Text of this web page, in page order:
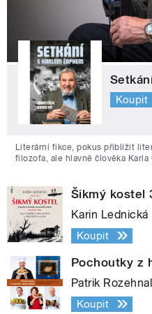
Koupit
Literární fikce, pokus přiblížit
filozofa, ale hlavně člověka Karla
Šikmý kostel
Karin Lednická
Koupit
Pochoutky z
Patrik Rozehnal
Koupit